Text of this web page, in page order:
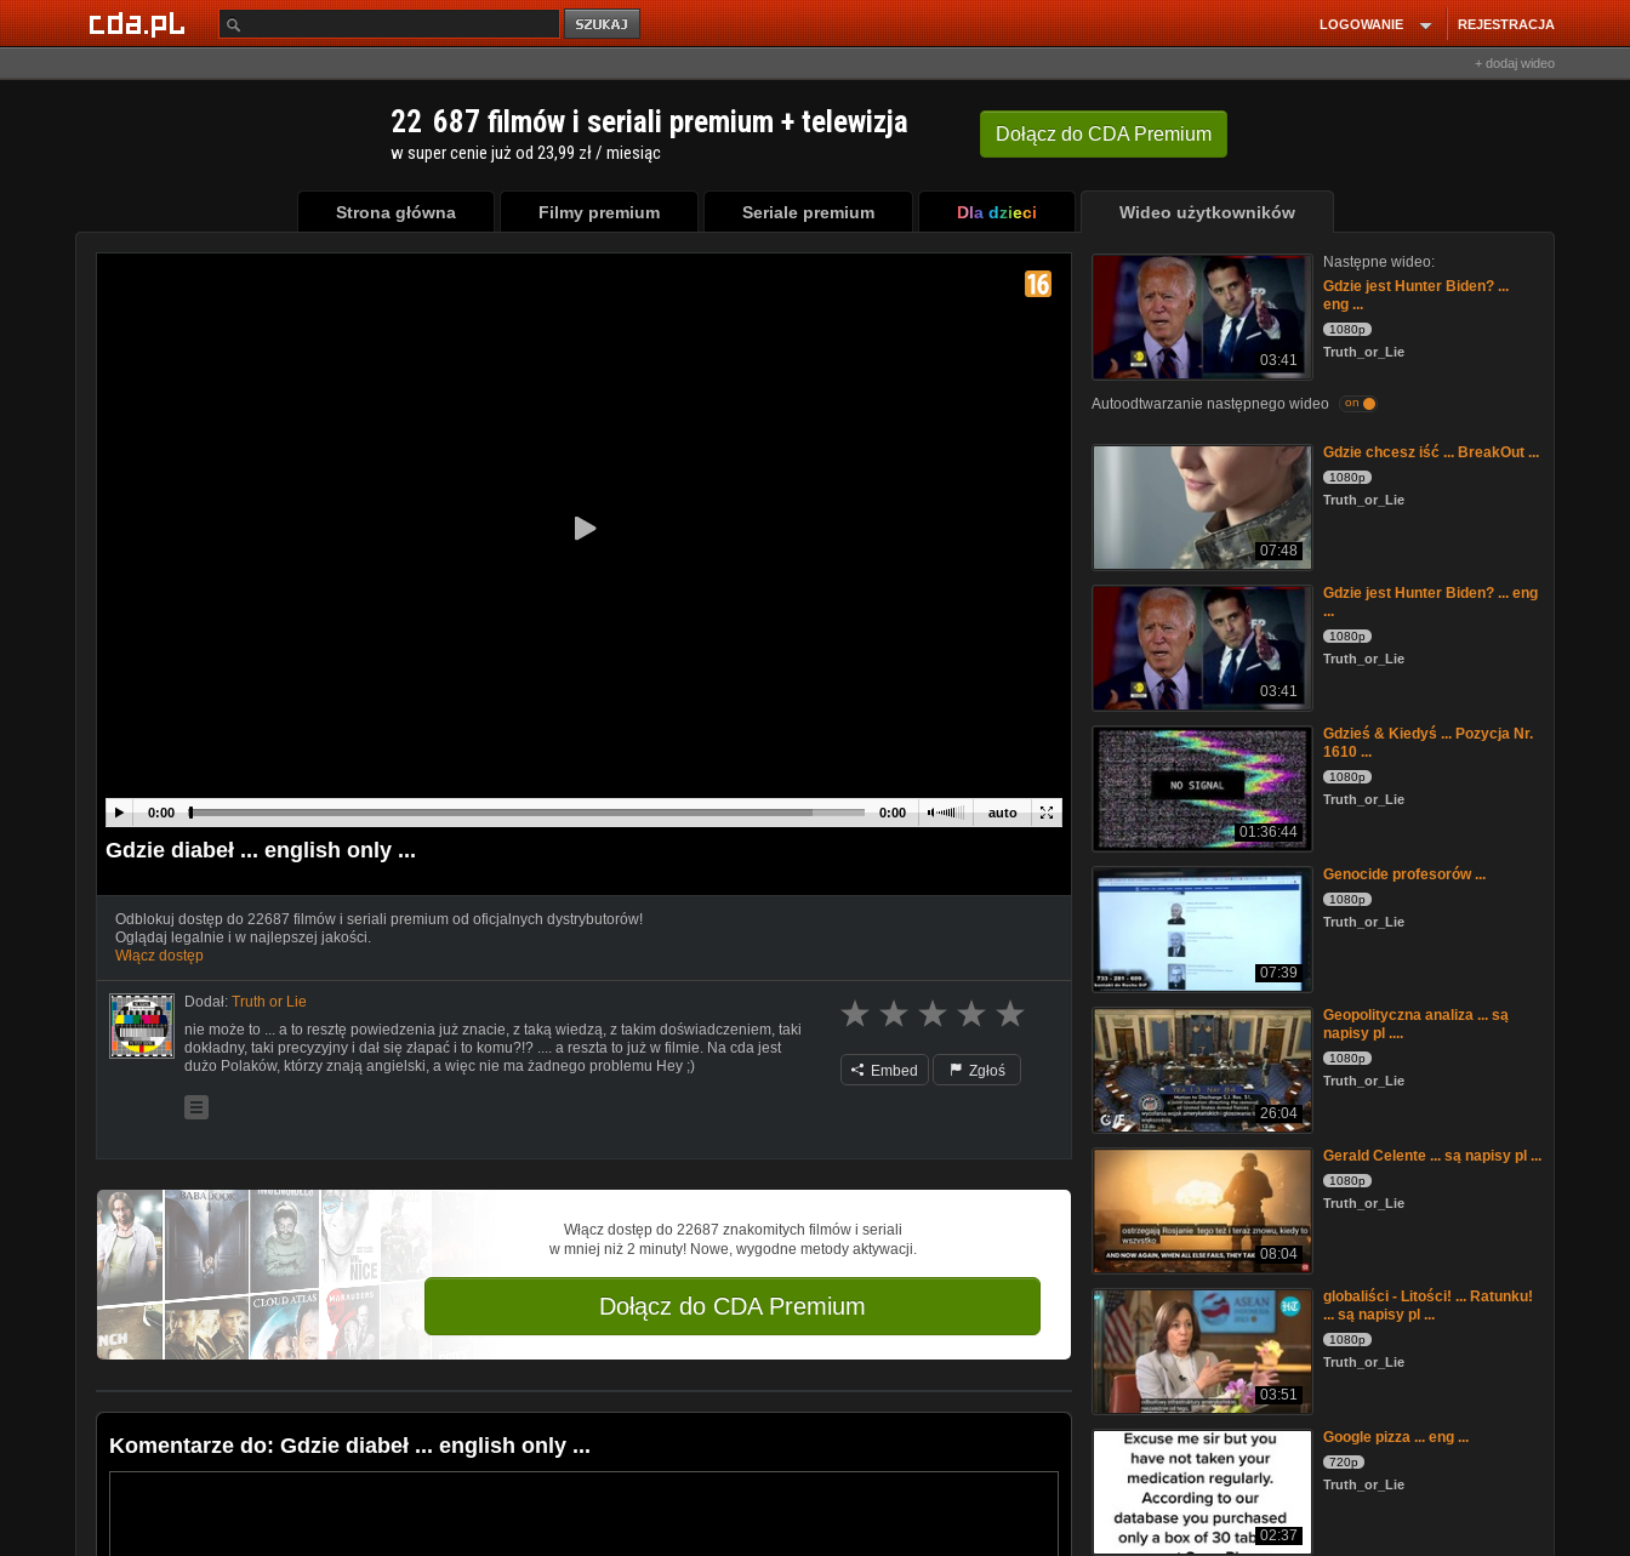
REJESTRACJA
LOGOWANIE
+ dodaj wideo
Dołącz do CDA Premium
22 687 filmów i seriali premium + telewizja
w super cenie już od 23,99 zł / miesiąc
Strona główna Filmy premium Seriale premium Dla dzieci Wideo użytkowników
auto
0:00 0:00
Gdzie diabeł ... english only ...
Odblokuj dostęp do 22687 filmów i seriali premium od oficjalnych dystrybutorów!
Oglądaj legalnie i w najlepszej jakości.
Włącz dostęp
Dodał: Truth or Lie
nie może to ... a to resztę powiedzenia już znacie, z taką wiedzą, z takim doświadczeniem, taki
dokładny, taki precyzyjny i dał się złapać i to komu?!? .... a reszta to już w filmie. Na cda jest
dużo Polaków, którzy znają angielski, a więc nie ma żadnego problemu Hey ;)
Embed Zgłoś
Włącz dostęp do 22687 znakomitych filmów i seriali
w mniej niż 2 minuty! Nowe, wygodne metody aktywacji.
Dołącz do CDA Premium
Komentarze do: Gdzie diabeł ... english only ...
03:41
Następne wideo:
Gdzie jest Hunter Biden? ...
eng ...
1080p
Truth_or_Lie
Autoodtwarzanie następnego wideo on
07:48
Gdzie chcesz iść ... BreakOut ...
1080p
Truth_or_Lie
03:41
Gdzie jest Hunter Biden? ... eng
...
1080p
Truth_or_Lie
01:36:44
Gdzieś & Kiedyś ... Pozycja Nr.
1610 ...
1080p
Truth_or_Lie
07:39
Genocide profesorów ...
1080p
Truth_or_Lie
26:04
Geopolityczna analiza ... są
napisy pl ....
1080p
Truth_or_Lie
08:04
Gerald Celente ... są napisy pl ...
1080p
Truth_or_Lie
03:51
globaliści - Litości! ... Ratunku!
... są napisy pl ...
1080p
Truth_or_Lie
02:37
Google pizza ... eng ...
720p
Truth_or_Lie